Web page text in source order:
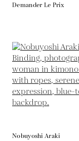
Demander Le Prix
Nobuyoshi Araki